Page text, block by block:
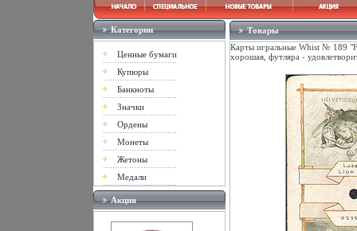
Категории
Ценные бумаги
Купюры
Банкноты
Значки
Ордены
Монеты
Жетоны
Медали
Акция
Товары
Карты игральные Whist № 189
хорошая, футляра -